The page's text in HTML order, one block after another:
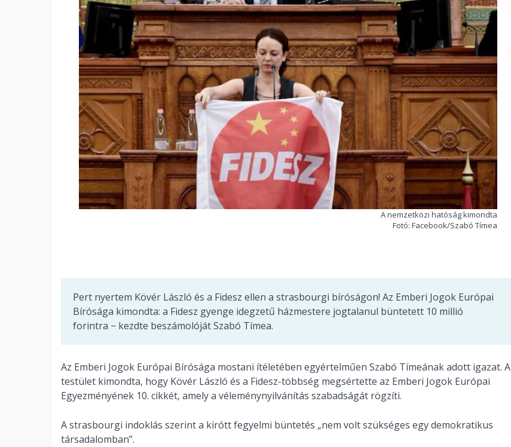
A nemzetközi hatóság kimondta
Fotó: Facebook/Szabó Tímea
Pert nyertem Kövér László és a Fidesz ellen a strasbourgi bíróságon! Az Emberi Jogok Európai
Bírósága kimondta: a Fidesz gyenge idegzetű házmestere jogtalanul büntetett 10 millió
forintra − kezdte beszámolóját Szabó Tímea.
Az Emberi Jogok Európai Bírósága mostani ítéletében egyértelműen Szabó Tímeának adott igazat. A
testület kimondta, hogy Kövér László és a Fidesz-többség megsértette az Emberi Jogok Európai
Egyezményének 10. cikkét, amely a véleménynyilvánítás szabadságát rögzíti.
A strasbourgi indoklás szerint a kirótt fegyelmi büntetés „nem volt szükséges egy demokratikus
társadalomban”.